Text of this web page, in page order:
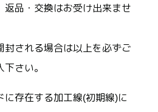
返品・交換はお受け出来ませ
封される場合は以上を必ずご
さい。
に存在する加工線(初期線)に